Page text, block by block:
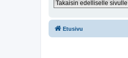
Takaisin edelliselle sivulle
Etusivu